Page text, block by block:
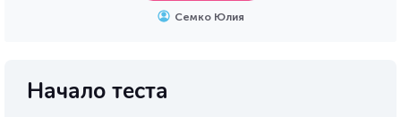
Семко Юлия
Начало теста